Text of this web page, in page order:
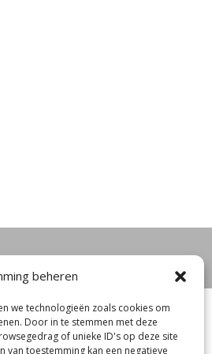
beheren
we technologieën zoals cookies om
Door in te stemmen met deze
of unieke ID's op deze site
van toestemming kan een negatieve